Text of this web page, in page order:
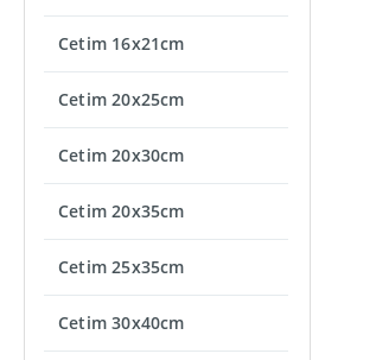
Cetim 16x21cm
Cetim 20x25cm
Cetim 20x30cm
Cetim 20x35cm
Cetim 25x35cm
Cetim 30x40cm